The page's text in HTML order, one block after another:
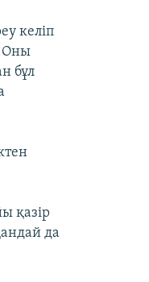
келіп
Оны
бұл
қазір
да